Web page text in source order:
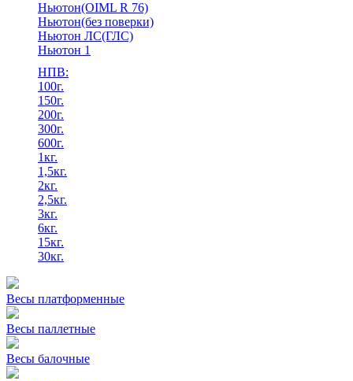
Ньютон(OIML R 76)
Ньютон(без поверки)
Ньютон ЛС(ГЛС)
Ньютон 1
НПВ:
100г.
150г.
200г.
300г.
600г.
1кг.
1,5кг.
2кг.
2,5кг.
3кг.
6кг.
15кг.
30кг.
Весы платформенные
Весы паллетные
Весы балочные